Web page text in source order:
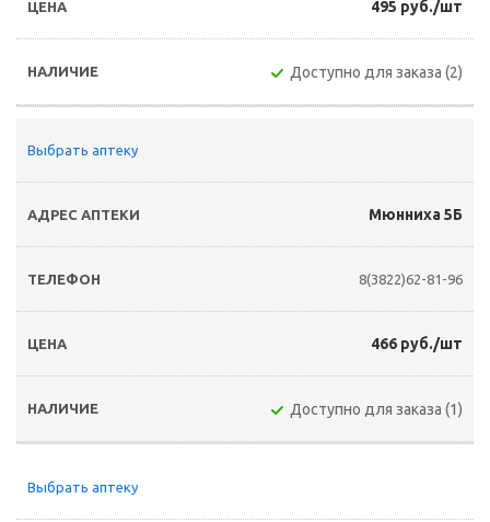
495 руб./шт
Доступно для заказа (2)
Выбрать аптеку
Мюнниха 5Б
8(3822)62-81-96
466 руб./шт
Доступно для заказа (1)
Выбрать аптеку